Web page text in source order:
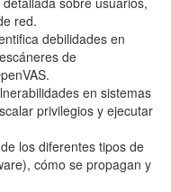
red.
debilidades en
de
en sistemas
privilegios y ejecutar
los diferentes tipos de
cómo se propagan y